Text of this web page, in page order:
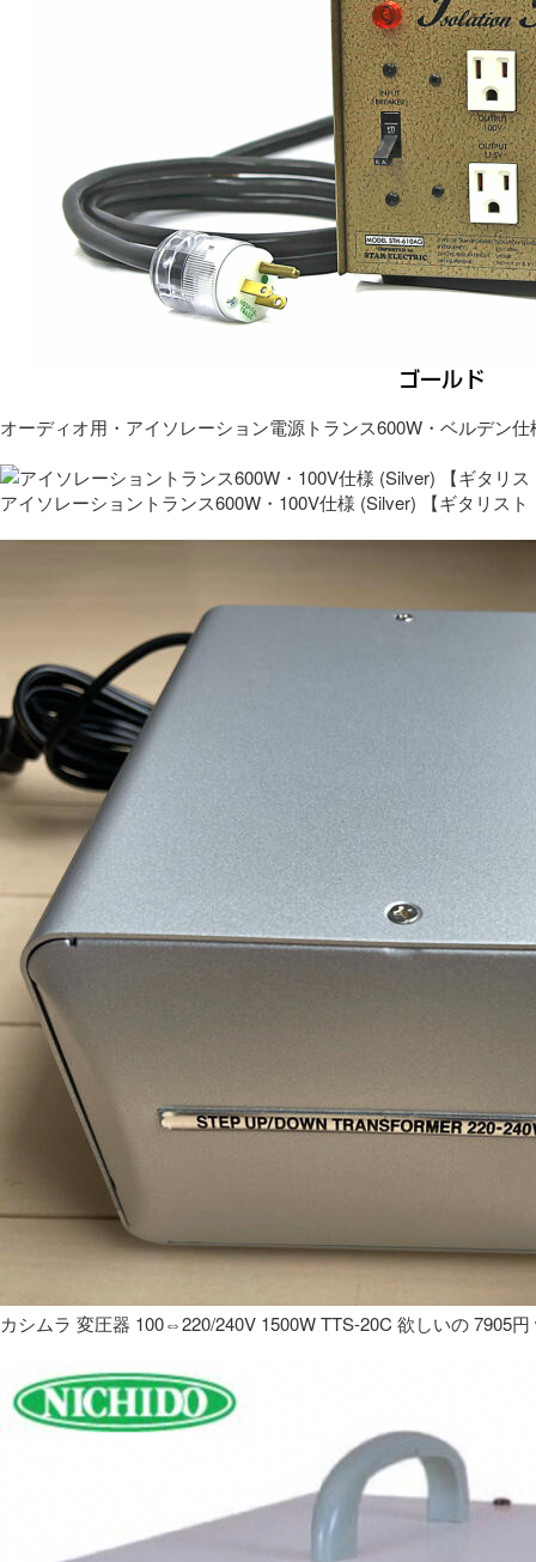
オーディオ用・アイソレーション電源トランス600W・ベルデン仕
アイソレーショントランス600W・100V仕様 (Silver) 【ギタリス
カシムラ 変圧器 100⇔220/240V 1500W TTS-20C 欲しいの 7905円